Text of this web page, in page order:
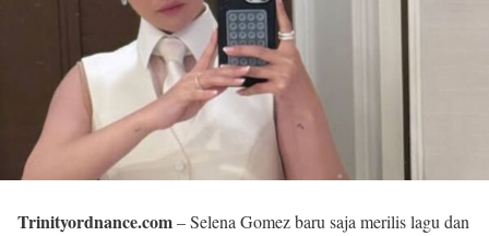
Trinityordnance.com– Selena Gomez baru saja merilis lagu dan